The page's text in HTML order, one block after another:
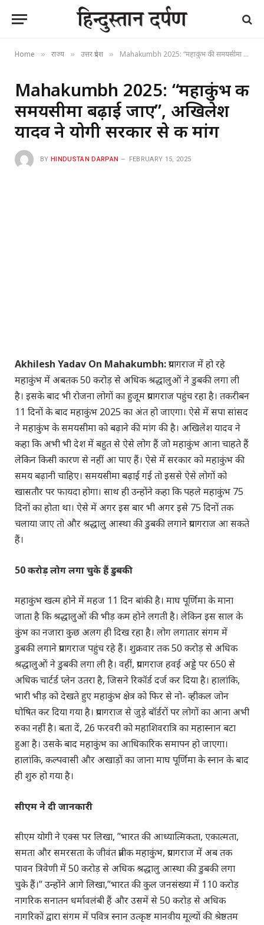
Home » राज्य » उत्तर प्रदेश » Mahakumbh 2025: “महाकुंभ की समयसीमा बढ़ाई जाए”, अखिलेश यादव ने योगी सरकार से की मांग
Mahakumbh 2025: “महाकुंभ की
समयसीमा बढ़ाई जाए”, अखिलेश
यादव ने योगी सरकार से की मांग
BY HINDUSTAN DARPAN FEBRUARY 15, 2025
Akhilesh Yadav On Mahakumbh:प्रयागराज में हो रहे
महाकुंभ में अबतक 50 करोड़ से अधिक श्रद्धालुओं ने डुबकी लगा ली
है। इसके बाद भी रोजना लोगों का हुजूम प्रयागराज पहुंच रहा है। तकरीबन
11 दिनों के बाद महाकुंभ 2025 का अंत हो जाएगा। ऐसे में सपा सांसद
ने महाकुंभ के समयसीमा को बढ़ाने की मांग की है। अखिलेश यादव ने
कहा कि अभी भी देश में बहुत से ऐसे लोग हैं जो महाकुंभ आना चाहते हैं
लेकिन किसी कारण से नहीं आ पाए हैं। ऐसे में सरकार को महाकुंभ की
समय बढ़ानी चाहिए। समयसीमा बढ़ाई गई तो इससे ऐसे लोगों को
खासतौर पर फायदा होगा। साथ ही उन्होंने कहा कि पहले महाकुंभ 75
दिनों का होता था। ऐसे में अगर इस बार भी अगर इसे 75 दिनों तक
चलाया जाए तो और श्रद्धालु आस्था की डुबकी लगाने प्रयागराज आ सकते
हैं।
50 करोड़ लोग लगा चुके हैं डुबकी
महाकुंभ खत्म होने में महज 11 दिन बांकी है। माघ पूर्णिमा के माना
जाता है कि श्रद्धालुओं की भीड़ कम होने लगती है। लेकिन इस साल के
कुंभ का नजारा कुछ अलग ही दिख रहा है। लोग लगातार संगम में
डुबकी लगाने प्रयागराज पहुंच रहे हैं। शुक्रवार तक 50 करोड़ से अधिक
श्रद्धालुओं ने डुबकी लगा ली है। वहीं, प्रयागराज हवई अड्डे पर 650 से
अधिक चार्टर्ड प्लेन उतरा है, जिसने रिकॉर्ड दर्ज कर दिया है। हालांकि,
भारी भीड़ को देखते हुए महाकुंभ क्षेत्र को फिर से नो- व्हीकल जोन
घोषित कर दिया गया है। प्रयागराज से जुड़े बॉर्डरों पर लोगों का आना अभी
रुका नहीं है। बता दें, 26 फरवरी को महाशिवरात्रि का महास्नान बटा
हुआ है। उसके बाद महाकुंभ का आधिकारिक समापन हो जाएगा।
हालांकि, कल्पवासी और अखाड़ों का जाना माघ पूर्णिमा के स्नान के बाद
ही शुरु हो गया है।
सीएम ने दी जानकारी
सीएम योगी ने एक्स पर लिखा, ”भारत की आध्यात्मिकता, एकात्मता,
समता और समरसता के जीवंत प्रतीक महाकुंभ, प्रयागराज में अब तक
पावन त्रिवेणी में 50 करोड़ से अधिक श्रद्धालु आस्था की डुबकी लगा
चुके हैं।” उन्होंने आगे लिखा,”भारत की कुल जनसंख्या में 110 करोड़
नागरिक सनातन धर्मावलंबी हैं और उसमें से 50 करोड़ से अधिक
नागरिकों द्वारा संगम में पवित्र स्नान उत्कृष्ट मानवीय मूल्यों की श्रेष्ठतम